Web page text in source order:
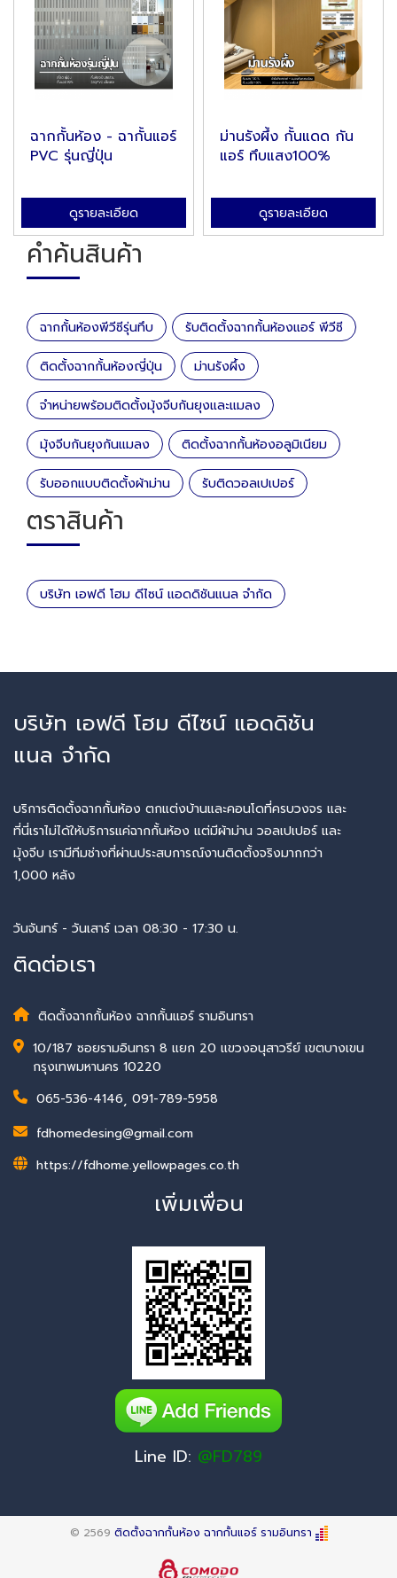
ฉากกั้นห้อง - ฉากั้นแอร์
PVC รุ่นญี่ปุ่น
ดูรายละเอียด
ม่านรังผึ้ง กั้นแดด กัน
แอร์ ทึบแสง100%
ดูรายละเอียด
คำค้นสินค้า
ฉากกั้นห้องพีวีซีรุ่นทึบ รับติดตั้งฉากกั้นห้องแอร์ พีวีซี
ติดตั้งฉากกั้นห้องญี่ปุ่น ม่านรังผึ้ง
จำหน่ายพร้อมติดตั้งมุ้งจีบกันยุงและแมลง
มุ้งจีบกันยุงกันแมลง ติดตั้งฉากกั้นห้องอลูมิเนียม
รับออกแบบติดตั้งผ้าม่าน รับติดวอลเปเปอร์
ตราสินค้า
บริษัท เอฟดี โฮม ดีไซน์ แอดดิชันแนล จำกัด
บริษัท เอฟดี โฮม ดีไซน์ แอดดิชัน
แนล จำกัด
บริการติดตั้งฉากกั้นห้อง ตกแต่งบ้านและคอนโดที่ครบวงจร และ
ที่นี่เราไม่ได้ให้บริการแค่ฉากกั้นห้อง แต่มีผ้าม่าน วอลเปเปอร์ และ
มุ้งจีบ เรามีทีมช่างที่ผ่านประสบการณ์งานติดตั้งจริงมากกว่า
1,000 หลัง
วันจันทร์ - วันเสาร์ เวลา 08:30 - 17:30 น.
ติดต่อเรา
ติดตั้งฉากกั้นห้อง ฉากกั้นแอร์ รามอินทรา
10/187 ซอยรามอินทรา 8 แยก 20 แขวงอนุสาวรีย์ เขตบางเขน
กรุงเทพมหานคร 10220
065-536-4146, 091-789-5958
fdhomedesing@gmail.com
https://fdhome.yellowpages.co.th
เพิ่มเพื่อน
Line ID: @FD789
© 2569 ติดตั้งฉากกั้นห้อง ฉากกั้นแอร์ รามอินทรา